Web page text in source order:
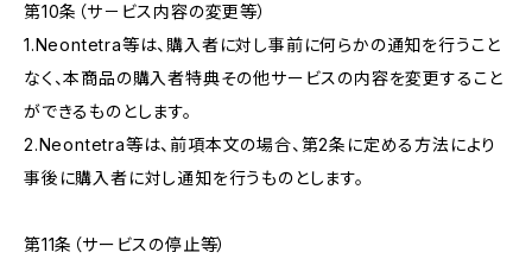
第10条（サ－ビス内容の変更等）
1.Neontetra等は、購入者に対し事前に何らかの通知を行うこと
なく、本商品の購入者特典その他サービスの内容を変更すること
ができるものとします。
2.Neontetra等は、前項本文の場合、第2条に定める方法により
事後に購入者に対し通知を行うものとします。
第11条（サービスの停止等）